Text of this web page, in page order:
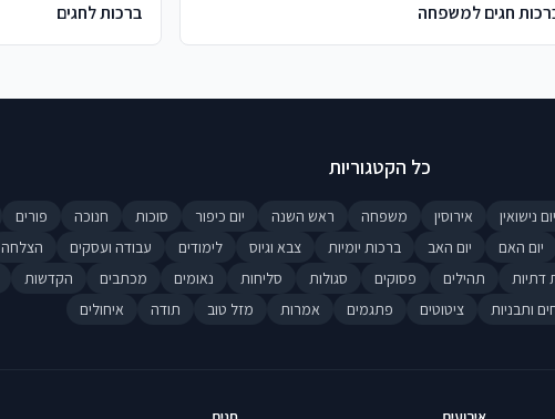
חגים למשפחה ברכות לחגים
כל הקטגוריות
יום נישואין אירוסין משפחה ראש השנה יום כיפור סוכות חנוכה פורים
יום האם יום האב ברכות יומיות צבא וגיוס לימודים עבודה ועסקים הצלחה
דתיות תהילים פסוקים סגולות סליחות נאומים מכתבים הקדשות
ותבניות ציטוטים פתגמים אמרות מזל טוב תודה איחולים